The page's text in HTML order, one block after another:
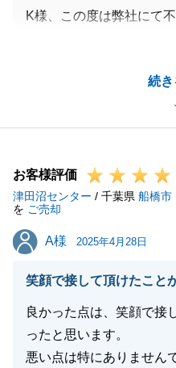
続
K様、この度は弊社にて
ご縁を感じられた取引と
結果的に、K様のご満足
く思います。
でもお気軽にお申しつけ
K様のご多幸を心よりお
お客様評価
津田沼センター / 千葉県 船橋市
を ご売却
A様
A様 2025年4月28日
笑顔で接して頂けたこと
良かった点は、笑顔で接
ったと思います。
悪い点は特にありません